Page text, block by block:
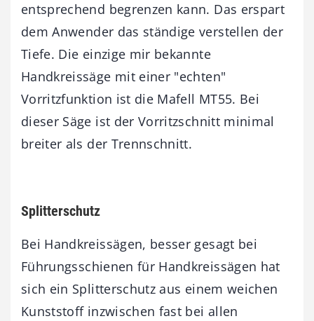
entsprechend begrenzen kann. Das erspart
dem Anwender das ständige verstellen der
Tiefe. Die einzige mir bekannte
Handkreissäge mit einer "echten"
Vorritzfunktion ist die Mafell MT55. Bei
dieser Säge ist der Vorritzschnitt minimal
breiter als der Trennschnitt.
Splitterschutz
Bei Handkreissägen, besser gesagt bei
Führungsschienen für Handkreissägen hat
sich ein Splitterschutz aus einem weichen
Kunststoff inzwischen fast bei allen